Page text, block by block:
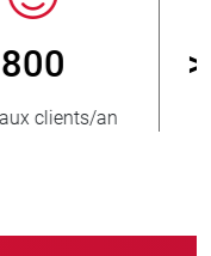
3 500 000
unités vendues